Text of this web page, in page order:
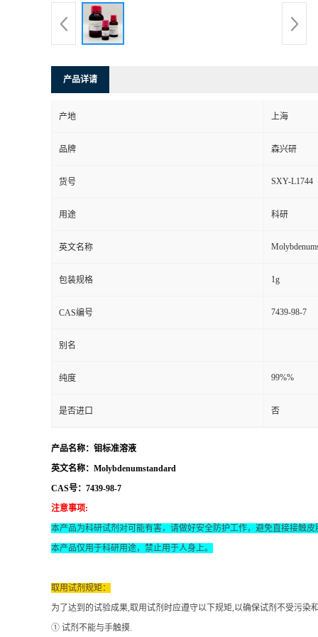
产品详请
产地 上海
品牌 森兴研
货号 SXY-L1744
用途 科研
英文名称
包装规格 1g
CAS编号 7439-98-7
别名
纯度 99%%
是否进口 否
产品名称：钼标准溶液
英文名称：Molybdenumstandard
CAS号：7439-98-7
注意事项:
本产品为科研试剂对可能有害，请做好安全防护工作，避免直接接触皮
本产品仅用于科研用途，禁止用于人身上。
取用试剂规矩：
为了达到的试验成果,取用试剂时应遵守以下规矩,以确保试剂不受污染和
① 试剂不能与手触摸.